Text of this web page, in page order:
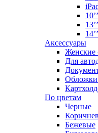
10’’
13’’
14’’
Аксессуары
Женские
Для
Обложки
По цветам
Черные
Бежевые